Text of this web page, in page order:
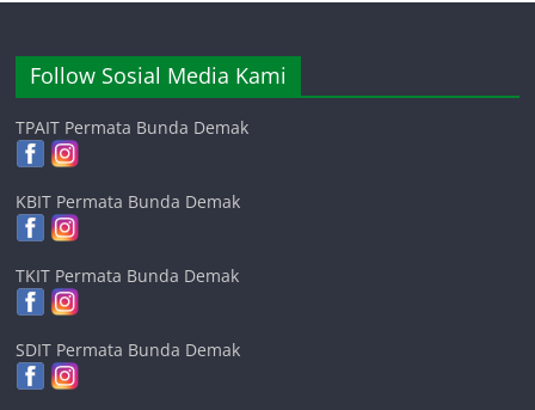
Follow Sosial Media Kami
TPAIT Permata Bunda Demak
KBIT Permata Bunda Demak
TKIT Permata Bunda Demak
SDIT Permata Bunda Demak